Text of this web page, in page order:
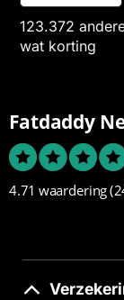
123.372
wat korting
Fatdaddy
4.71 waardering